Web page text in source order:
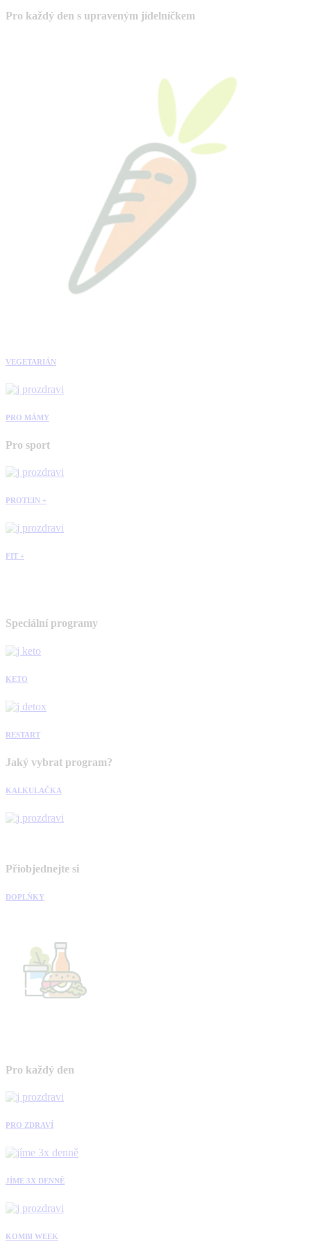
Pro každý den s upraveným jídelníčkem
VEGETARIÁN
PRO MÁMY
Pro sport
PROTEIN +
FIT +
Speciální programy
KETO
RESTART
Jaký vybrat program?
KALKULAČKA
Přiobjednejte si
DOPLŇKY
Pro každý den
PRO ZDRAVÍ
JÍME 3X DENNĚ
KOMBI WEEK